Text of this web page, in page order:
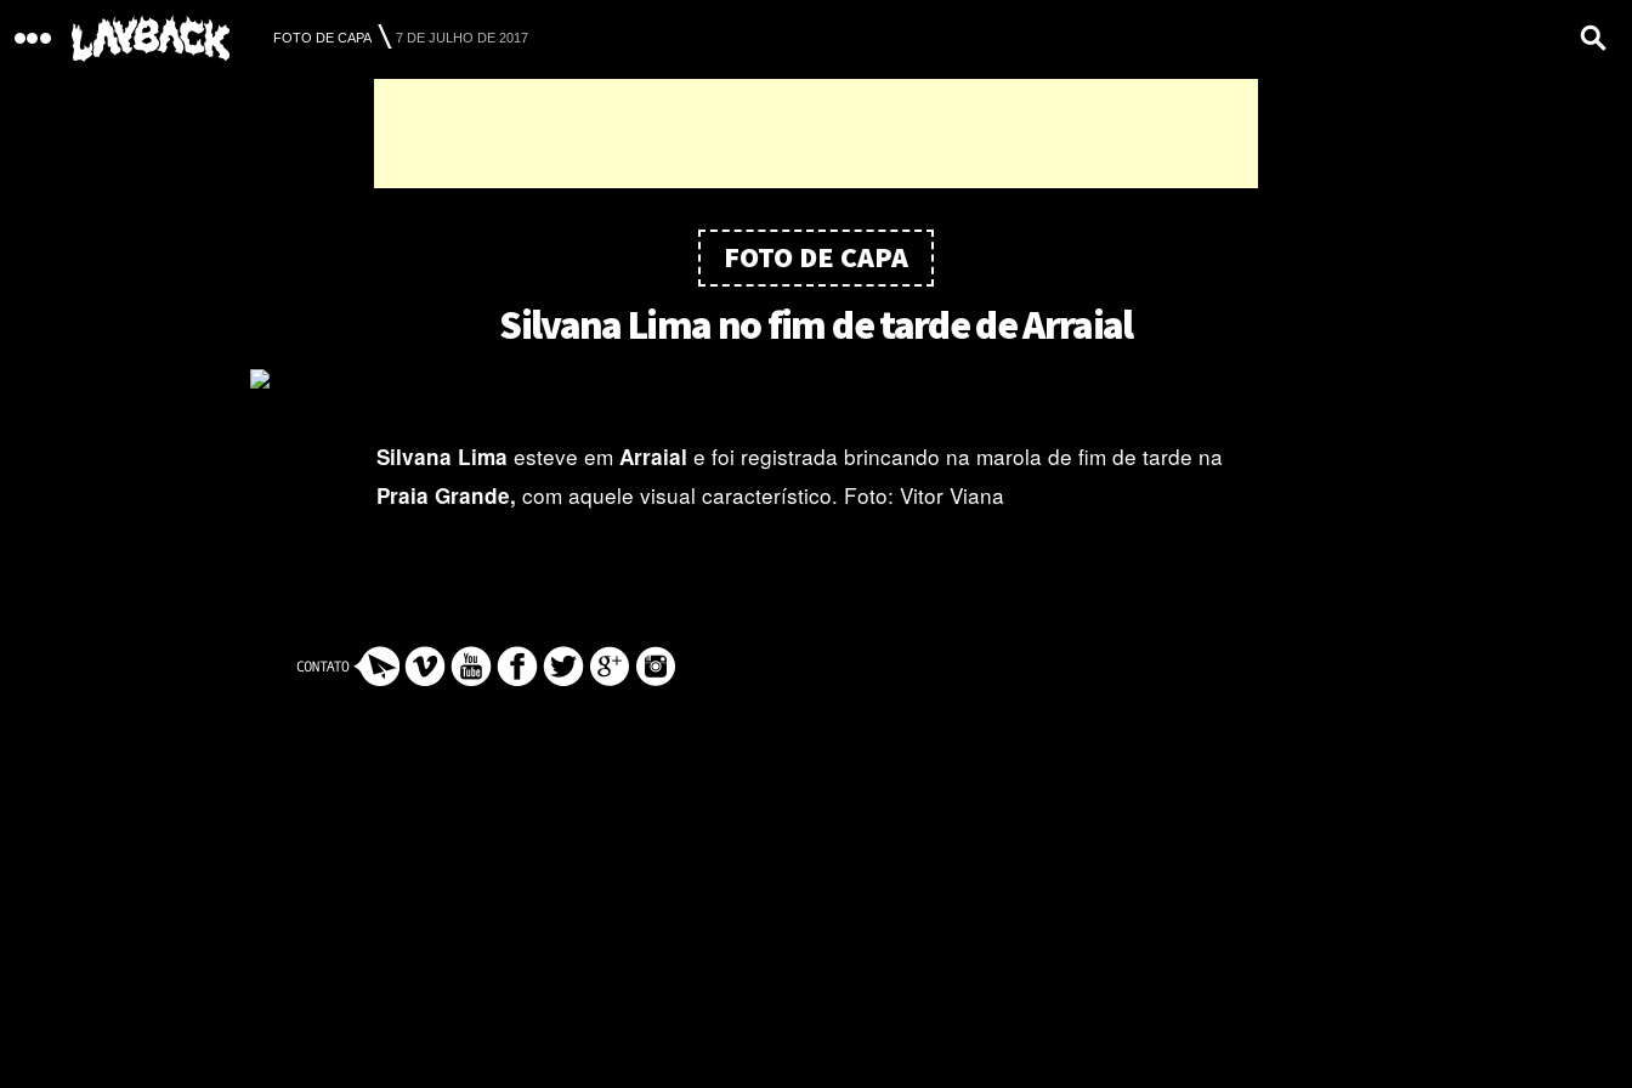
FOTO DE CAPA
Silvana Lima no fim de tarde de Arraial
Silvana Lima esteve em Arraial e foi registrada brincando na marola de fim de tarde na
Praia Grande, com aquele visual característico. Foto: Vitor Viana
FOTO DE CAPA 7 DE JULHO DE 2017